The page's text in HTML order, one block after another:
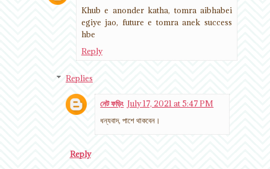
Khub e anonder katha, tomra aibhabei
egiye jao, future e tomra anek success
hbe
Reply
Replies
নেট ফড়িং July 17, 2021 at 5:47 PM
ধন্যবাদ, পাশে থাকবেন।
Reply